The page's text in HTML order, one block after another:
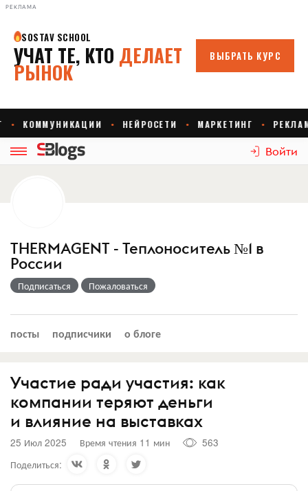
РЕКЛАМА
Войти
THERMAGENT - Теплоноситель №1 в
России
Подписаться Пожаловаться
посты подписчики о блоге
Участие ради участия: как
компании теряют деньги
и влияние на выставках
25 Июл 2025 Время чтения 11 мин
563
Поделиться: